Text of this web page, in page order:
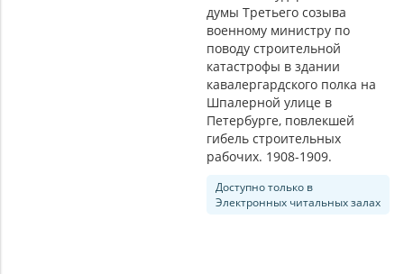
думы Третьего созыва
военному министру по
поводу строительной
катастрофы в здании
кавалергардского полка на
Шпалерной улице в
Петербурге, повлекшей
гибель строительных
рабочих. 1908-1909.
Доступно только в
Электронных читальных залах